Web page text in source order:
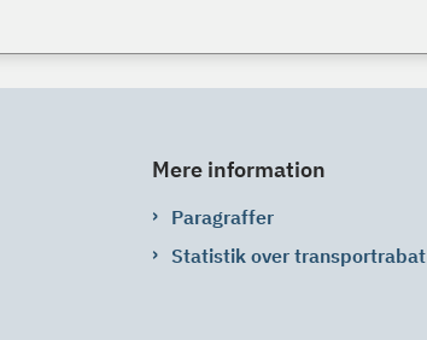
Mere information
Paragraffer
Statistik over transportrabat